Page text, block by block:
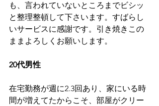
も、言われていないところまでビシッ
と整理整頓して下さいます。すばらし
いサービスに感謝です。引き焼きこの
ままよろしくお願いします。
20代男性
在宅勤務が週に2.3回あり、家にいる時
間が増えてたからこそ、部屋がクリー